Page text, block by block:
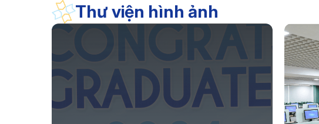
Thư viện hình ảnh